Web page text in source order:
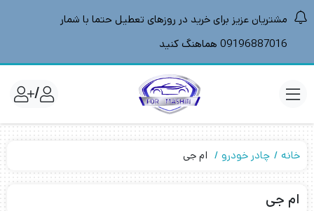
مشتریان عزیز برای خرید در روزهای تعطیل حتما با شمار
09196887016 هماهنگ کنید
/
خانه چادر خودرو ام جی
ام جی